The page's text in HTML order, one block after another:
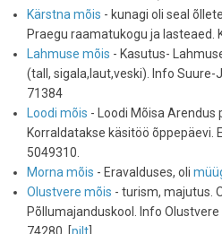
Kärstna mõis - kunagi oli seal
Praegu raamatukogu ja lasteaed.
Lahmuse mõis - Kasutus-
(tall, sigala,laut,veski). Info Suure-
71384
Loodi mõis - Loodi Mõisa Arendus
Korraldatakse käsitöö õppepäevi.
5049310.
Morna mõis - Eravalduses, oli
Olustvere mõis - turism, majutus.
Põllumajanduskool. Info